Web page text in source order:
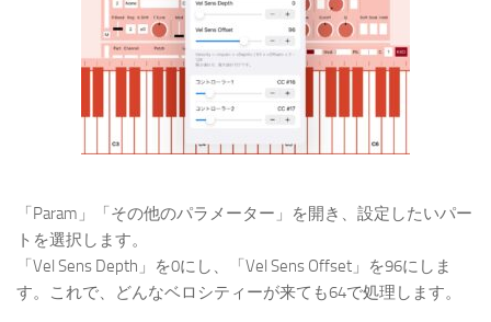
「Param」「その他のパラメーター」を開き、設定したいパー
トを選択します。
「Vel Sens Depth」を0にし、「Vel Sens Offset」を96にしま
す。これで、どんなベロシティーが来ても64で処理します。